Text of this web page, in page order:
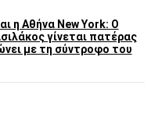
η Αθήνα New York: Ο
γίνεται πατέρας
με τη σύντροφο του